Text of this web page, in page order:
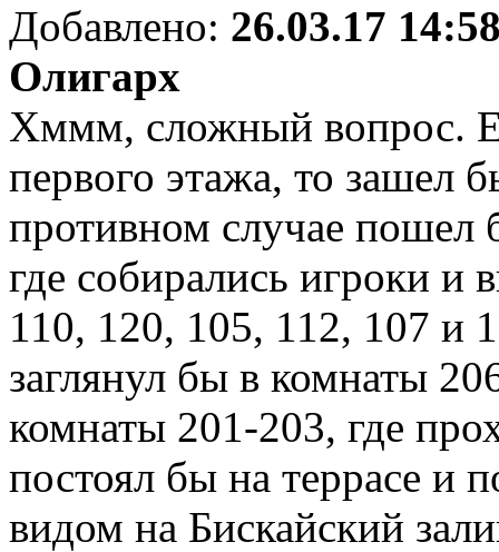
Добавлено: 26.03.17
Олигарх
Хммм, сложный вопрос.
первого этажа, то зашел
противном случае пошел
где собирались игроки и
110, 120, 105, 112, 107 и
заглянул бы в комнаты
комнаты 201-203, где
постоял бы на террасе и
видом на Бискайский